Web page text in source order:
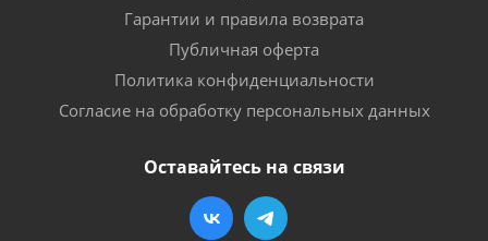
Гарантии и правила возврата
Публичная оферта
Политика конфиденциальности
Согласие на обработку персональных данных
Оставайтесь на связи